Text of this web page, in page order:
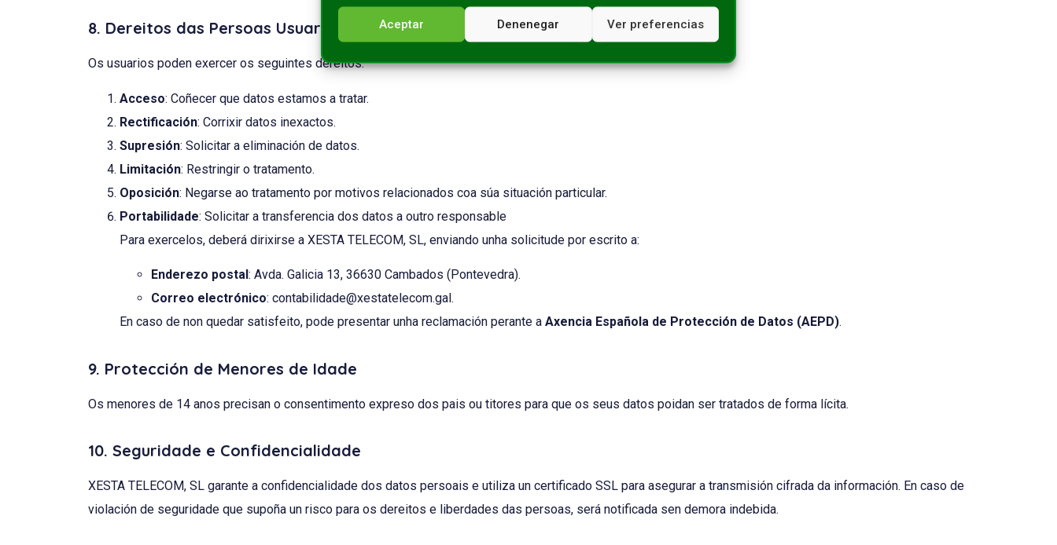
Aceptar Denenegar Ver preferencias
8. Dereitos das Persoas Usuarias
Os usuarios poden exercer os seguintes dereitos:
Acceso: Coñecer que datos estamos a tratar.
Rectificación: Corrixir datos inexactos.
Supresión: Solicitar a eliminación de datos.
Limitación: Restringir o tratamento.
Oposición: Negarse ao tratamento por motivos relacionados coa súa situación particular.
Portabilidade: Solicitar a transferencia dos datos a outro responsable
Para exercelos, deberá dirixirse a XESTA TELECOM, SL, enviando unha solicitude por escrito a:
Enderezo postal : Avda. Galicia 13, 36630 Cambados (Pontevedra).
Correo electrónico: contabilidade@xestatelecom.gal .
En caso de non quedar satisfeito, pode presentar unha reclamación perante a Axencia Española de Protección de Datos (AEPD).
9. Protección de Menores de Idade
Os menores de 14 anos precisan o consentimento expreso dos pais ou titores para que os seus datos poidan ser tratados de forma lícita.
10. Seguridade e Confidencialidade
XESTA TELECOM, SL garante a confidencialidade dos datos persoais e utiliza un certificado SSL para asegurar a transmisión cifrada da información. En caso de
violación de seguridade que supoña un risco para os dereitos e liberdades das persoas, será notificada sen demora indebida.